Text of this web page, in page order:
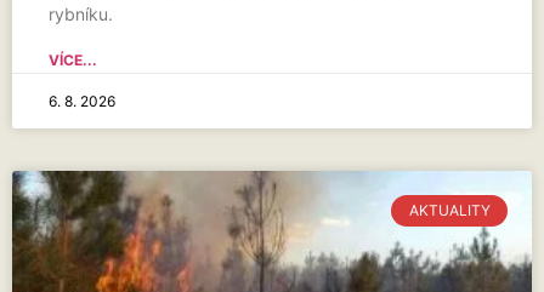
rybníku.
VÍCE...
6. 8. 2026
AKTUALITY